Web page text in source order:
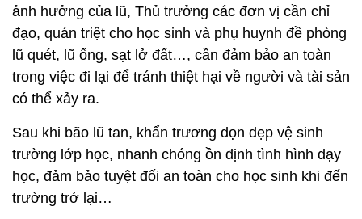
ảnh hưởng của lũ, Thủ trưởng các đơn vị cần chỉ
đạo, quán triệt cho học sinh và phụ huynh đề phòng
lũ quét, lũ ống, sạt lở đất…, cần đảm bảo an toàn
trong việc đi lại để tránh thiệt hại về người và tài sản
có thể xảy ra.
Sau khi bão lũ tan, khẩn trương dọn dẹp vệ sinh
trường lớp học, nhanh chóng ồn định tình hình dạy
học, đảm bảo tuyệt đối an toàn cho học sinh khi đến
trường trở lại…